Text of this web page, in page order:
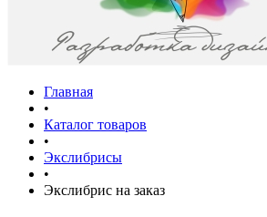
Главная
•
Каталог товаров
•
Экслибрисы
•
Экслибрис на заказ